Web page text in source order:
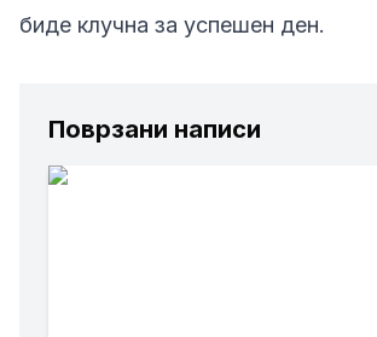
биде клучна за успешен ден.
Поврзани написи